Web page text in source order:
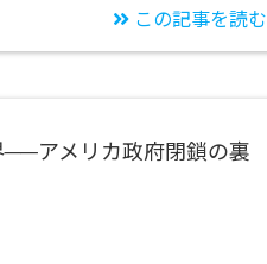
この記事を読む
アメリカ政府閉鎖の裏